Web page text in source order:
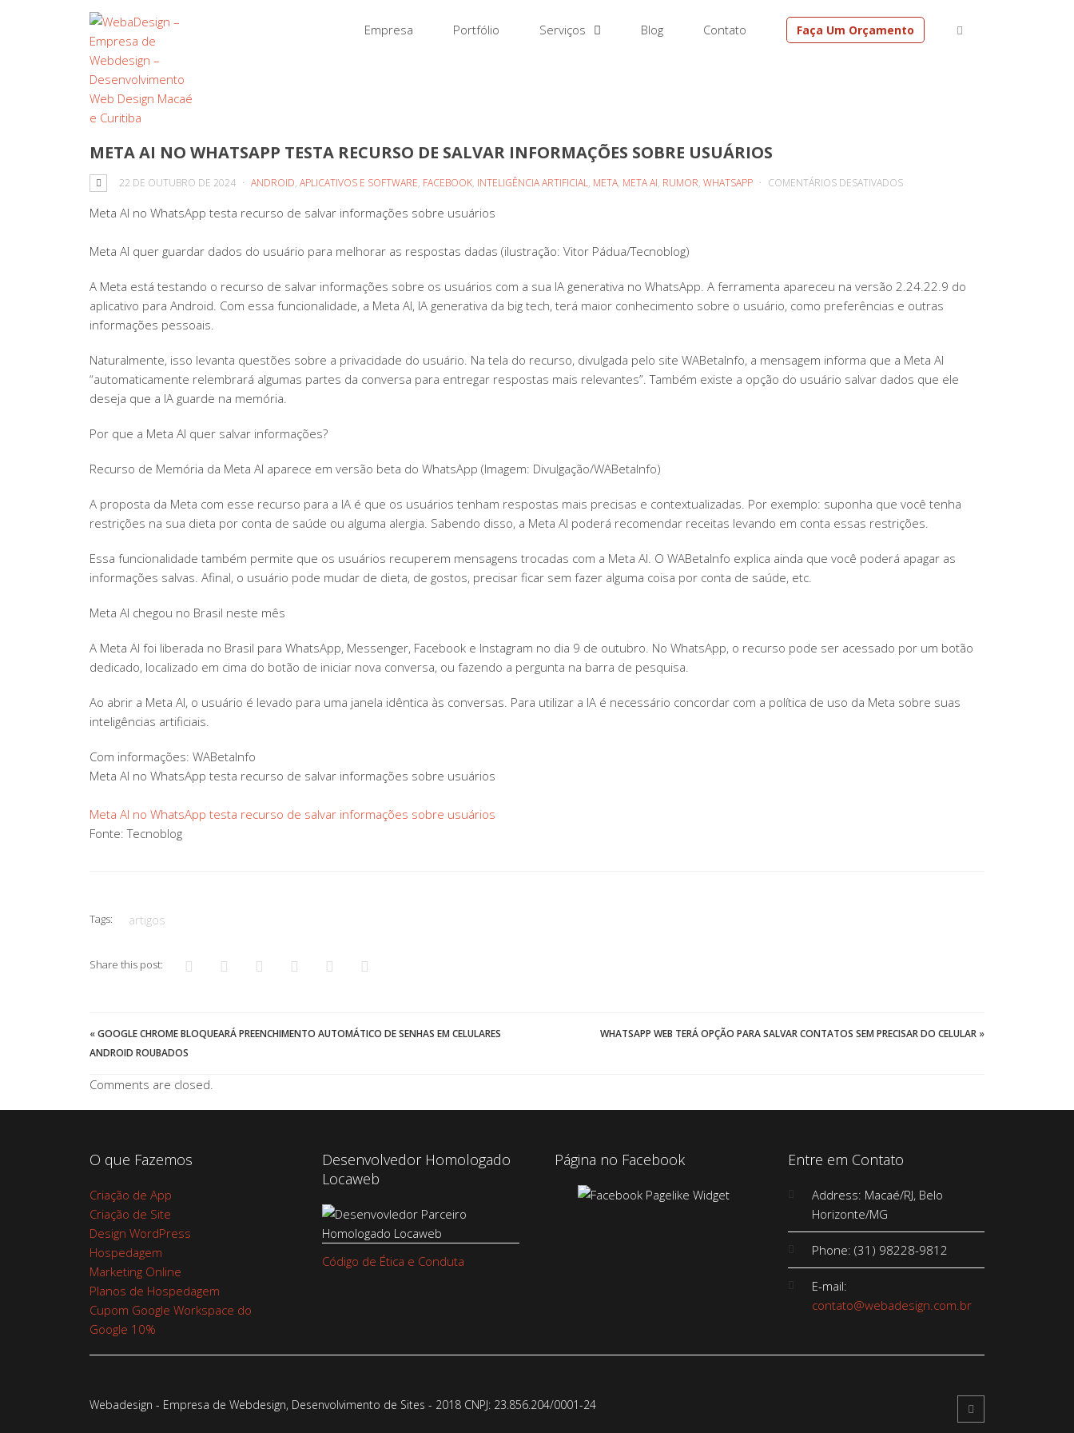
Empresa Portfólio Serviços Blog Contato Faça Um Orçamento
META AI NO WHATSAPP TESTA RECURSO DE SALVAR INFORMAÇÕES SOBRE USUÁRIOS
22 DE OUTUBRO DE 2024 ANDROID, APLICATIVOS E SOFTWARE, FACEBOOK, INTELIGÊNCIA ARTIFICIAL, META, META AI, RUMOR, WHATSAPP COMENTÁRIOS DESATIVADOSEM
INFORMAÇÕES
Meta AI no WhatsApp testa recurso de salvar informações sobre usuários
Meta AI quer guardar dados do usuário para melhorar as respostas dadas (ilustração: Vitor Pádua/Tecnoblog)
A Meta está testando o recurso de salvar informações sobre os usuários com a sua IA generativa no WhatsApp. A ferramenta apareceu na versão 2.24.22.9 do
aplicativo para Android. Com essa funcionalidade, a Meta AI, IA generativa da big tech, terá maior conhecimento sobre o usuário, como preferências e outras
informações pessoais.
Naturalmente, isso levanta questões sobre a privacidade do usuário. Na tela do recurso, divulgada pelo site WABetaInfo, a mensagem informa que a Meta AI
“automaticamente relembrará algumas partes da conversa para entregar respostas mais relevantes”. Também existe a opção do usuário salvar dados que ele
deseja que a IA guarde na memória.
Por que a Meta AI quer salvar informações?
Recurso de Memória da Meta AI aparece em versão beta do WhatsApp (Imagem: Divulgação/WABetaInfo)
A proposta da Meta com esse recurso para a IA é que os usuários tenham respostas mais precisas e contextualizadas. Por exemplo: suponha que você tenha
restrições na sua dieta por conta de saúde ou alguma alergia. Sabendo disso, a Meta AI poderá recomendar receitas levando em conta essas restrições.
Essa funcionalidade também permite que os usuários recuperem mensagens trocadas com a Meta AI. O WABetaInfo explica ainda que você poderá apagar as
informações salvas. Afinal, o usuário pode mudar de dieta, de gostos, precisar ficar sem fazer alguma coisa por conta de saúde, etc.
Meta AI chegou no Brasil neste mês
A Meta AI foi liberada no Brasil para WhatsApp, Messenger, Facebook e Instagram no dia 9 de outubro. No WhatsApp, o recurso pode ser acessado por um botão
dedicado, localizado em cima do botão de iniciar nova conversa, ou fazendo a pergunta na barra de pesquisa.
Ao abrir a Meta AI, o usuário é levado para uma janela idêntica às conversas. Para utilizar a IA é necessário concordar com a política de uso da Meta sobre suas
inteligências artificiais.
Com informações: WABetaInfo
Meta AI no WhatsApp testa recurso de salvar informações sobre usuários
Meta AI no WhatsApp testa recurso de salvar informações sobre usuários
Fonte: Tecnoblog
Tags: artigos
Share this post:
«GOOGLE CHROME BLOQUEARÁ PREENCHIMENTO AUTOMÁTICO DE SENHAS EM CELULARES
ANDROID ROUBADOS
WHATSAPP WEB TERÁ OPÇÃO PARA SALVAR CONTATOS SEM PRECISAR DO CELULAR »
Comments are closed.
O que Fazemos
Criação de App
Criação de Site
Design WordPress
Hospedagem
Marketing Online
Planos de Hospedagem
Cupom Google Workspace do
Google 10%
Desenvolvedor Homologado
Locaweb
Código de Ética e Conduta
Página no Facebook Entre em Contato
Address: Macaé/RJ, Belo
Horizonte/MG
Phone: (31) 98228-9812
E-mail:
contato@webadesign.com.br
Webadesign - Empresa de Webdesign, Desenvolvimento de Sites - 2018 CNPJ: 23.856.204/0001-­24